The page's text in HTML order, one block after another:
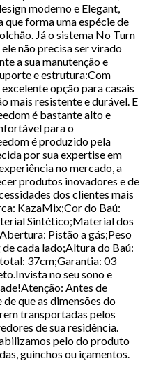
moderno e Elegant,
que forma uma espécie de
Já o sistema No Turn
não precisa ser virado
a sua manutenção e
e estrutura:Com
opção para casais
mais resistente e durável. E
é bastante alto e
para o
é produzido pela
por sua expertise em
no mercado, a
produtos inovadores e de
dos clientes mais
KazaMix;Cor do Baú:
Sintético;Material dos
Pistão a gás;Peso
cada lado;Altura do Baú:
37cm;Garantia: 03
no seu sono e
Antes de
que as dimensões do
transportadas pelos
de sua residência.
pelo do produto
guinchos ou içamentos.